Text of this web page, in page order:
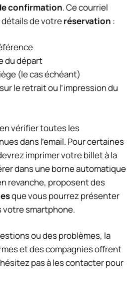
confirmation. Ce courriel
de votreréservation :
du départ
(le cas échéant)
le retrait ou l’impression du
vérifier toutes les
dans l’email. Pour certaines
imprimer votre billet à la
dans une borne automatique
revanche, proposent des
que vous pourrez présenter
smartphone.
ou des problèmes, la
et des compagnies offrent
pas à les contacter pour